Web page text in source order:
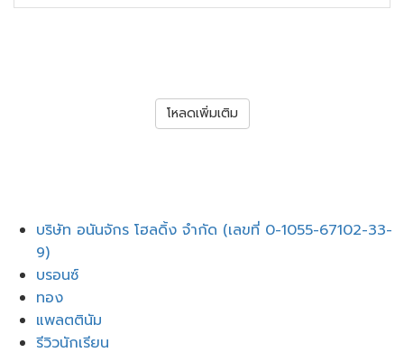
โหลดเพิ่มเติม
เมนู
บริษัท อนันจักร โฮลดิ้ง จำกัด (เลขที่ 0-1055-67102-33-
9)
บรอนซ์
ทอง
แพลตตินัม
รีวิวนักเรียน